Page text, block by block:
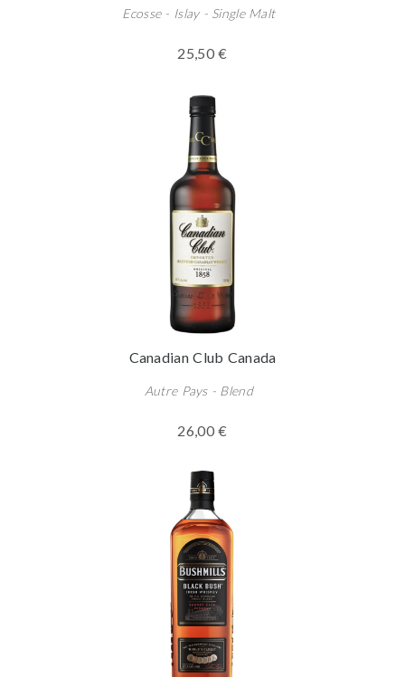
Ecosse - Islay - Single Malt
25,50 €
Canadian Club Canada
Autre Pays - Blend
26,00 €